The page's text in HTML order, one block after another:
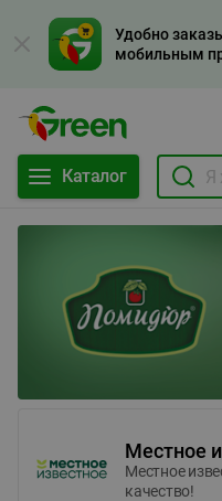
Удобно
мобильным
Каталог
Местное
Местное
качество!